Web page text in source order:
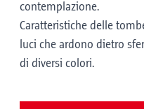
contemplazione.
Caratteristiche delle
luci che ardono dietro
di diversi colori.